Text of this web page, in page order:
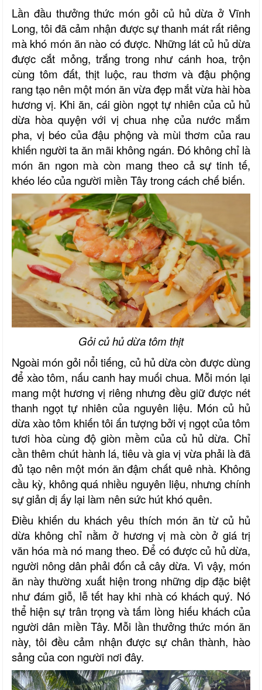
Lần đầu thưởng thức món gỏi củ hủ dừa ở Vĩnh
Long, tôi đã cảm nhận được sự thanh mát rất riêng
mà khó món ăn nào có được. Những lát củ hủ dừa
được cắt mỏng, trắng trong như cánh hoa, trộn
cùng tôm đất, thịt luộc, rau thơm và đậu phộng
rang tạo nên một món ăn vừa đẹp mắt vừa hài hòa
hương vị. Khi ăn, cái giòn ngọt tự nhiên của củ hủ
dừa hòa quyện với vị chua nhẹ của nước mắm
pha, vị béo của đậu phộng và mùi thơm của rau
khiến người ta ăn mãi không ngán. Đó không chỉ là
món ăn ngon mà còn mang theo cả sự tinh tế,
khéo léo của người miền Tây trong cách chế biến.
Gỏi củ hủ dừa tôm thịt
Ngoài món gỏi nổi tiếng, củ hủ dừa còn được dùng
để xào tôm, nấu canh hay muối chua. Mỗi món lại
mang một hương vị riêng nhưng đều giữ được nét
thanh ngọt tự nhiên của nguyên liệu. Món củ hủ
dừa xào tôm khiến tôi ấn tượng bởi vị ngọt của tôm
tươi hòa cùng độ giòn mềm của củ hủ dừa. Chỉ
cần thêm chút hành lá, tiêu và gia vị vừa phải là đã
đủ tạo nên một món ăn đậm chất quê nhà. Không
cầu kỳ, không quá nhiều nguyên liệu, nhưng chính
sự giản dị ấy lại làm nên sức hút khó quên.
Điều khiếndu khách yêu thích món ăn từ củ hủ
dừa không chỉ nằm ở hương vị mà còn ở giá trị
văn hóa mà nó mang theo. Để có được củ hủ dừa,
người nông dân phải đốn cả cây dừa. Vì vậy, món
ăn này thường xuất hiện trong những dịp đặc biệt
như đám giỗ, lễ tết hay khi nhà có khách quý. Nó
thể hiện sự trân trọng và tấm lòng hiếu khách của
người dân miền Tây. Mỗi lần thưởng thức món ăn
này, tôi đều cảm nhận được sự chân thành, hào
sảng của con người nơi đây.